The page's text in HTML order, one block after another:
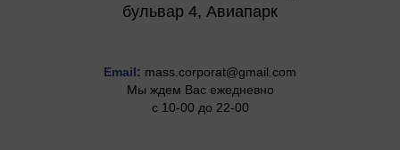
бульвар 4, Авиапарк
Email: mass.corporat@gmail.com
Мы ждем Вас ежедневно
с 10-00 до 22-00